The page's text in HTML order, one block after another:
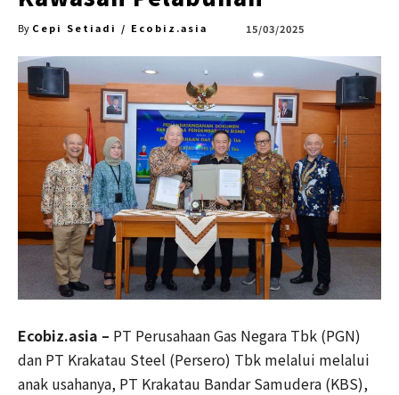
By Cepi Setiadi / Ecobiz.asia 15/03/2025
Ecobiz.asia – PT Perusahaan Gas Negara Tbk (PGN)
dan PT Krakatau Steel (Persero) Tbk melalui melalui
anak usahanya, PT Krakatau Bandar Samudera (KBS),